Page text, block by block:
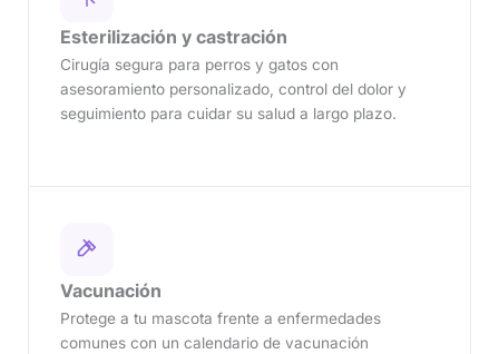
Esterilización y castración
Cirugía segura para perros y gatos con
asesoramiento personalizado, control del dolor y
seguimiento para cuidar su salud a largo plazo.
Vacunación
Protege a tu mascota frente a enfermedades
comunes con un calendario de vacunación